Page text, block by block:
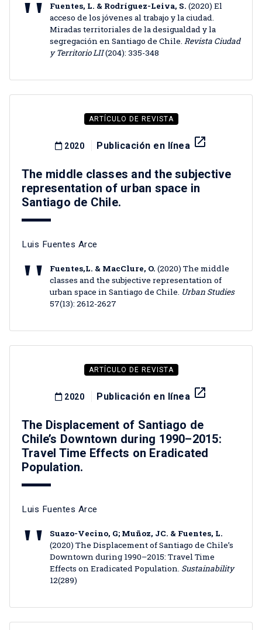
Fuentes, L. & Rodríguez-Leiva, S. (2020) El
acceso de los jóvenes al trabajo y la ciudad.
Miradas territoriales de la desigualdad y la
segregación en Santiago de Chile. Revista Ciudad
y Territorio LII(204): 335-348
ARTÍCULO DE REVISTA
2020 Publicación en línea launch
The middle classes and the subjective
representation of urban space in
Santiago de Chile.
Luis Fuentes Arce
Fuentes,L. & MacClure, O. (2020) The middle
classes and the subjective representation of
urban space in Santiago de Chile. Urban Studies
57(13): 2612-2627
ARTÍCULO DE REVISTA
2020 Publicación en línea launch
The Displacement of Santiago de
Chile’s Downtown during 1990–2015:
Travel Time Effects on Eradicated
Population.
Luis Fuentes Arce
Suazo-Vecino, G; Muñoz, JC. & Fuentes, L.
(2020) The Displacement of Santiago de Chile’s
Downtown during 1990–2015: Travel Time
Effects on Eradicated Population. Sustainability
12(289)